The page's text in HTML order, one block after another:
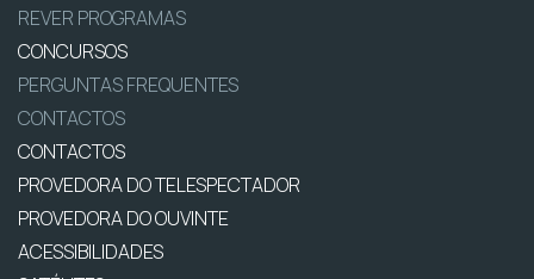
REVER PROGRAMAS
CONCURSOS
PERGUNTAS FREQUENTES
CONTACTOS
CONTACTOS
PROVEDORA DO TELESPECTADOR
PROVEDORA DO OUVINTE
ACESSIBILIDADES